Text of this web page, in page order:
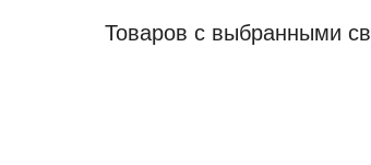
Товаров с выбранными